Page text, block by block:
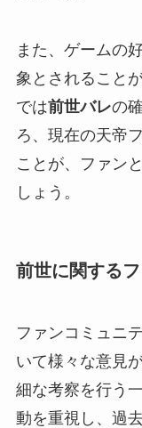
また、ゲームの
象とされること
では前世バレの
ろ、現在の天帝
ことが、ファン
しょう。
前世に関する
ファンコミュニ
いて様々な意見
細な考察を行う
動を重視し、過